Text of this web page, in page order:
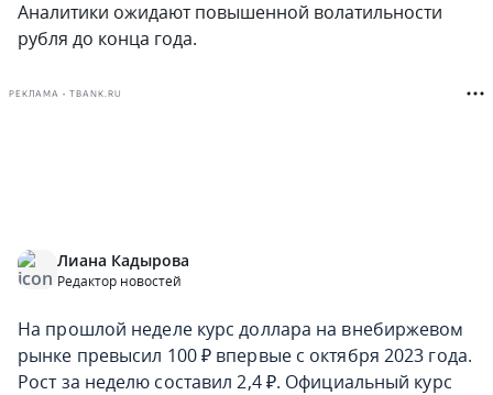
Аналитики ожидают повышенной волатильности
рубля до конца года.
РЕКЛАМА • TBANK.RU
Лиана Кадырова
Редактор новостей
На прошлой неделе курс доллара на внебиржевом
рынке превысил 100 ₽ впервые с октября 2023 года.
Рост за неделю составил 2,4 ₽. Официальный курс